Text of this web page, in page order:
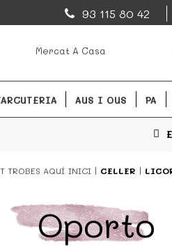
de los mejores mercados de
93 115 80 42
Mercat A Casa
AUS I OUS PA
TROBES AQUÍ INICI CELLER
Oporto